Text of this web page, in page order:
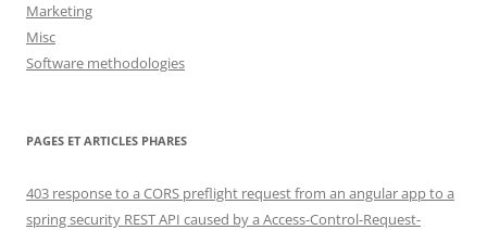
Marketing
Misc
Software methodologies
PAGES ET ARTICLES PHARES
403 response to a CORS preflight request from an angular app to a
spring security REST API caused by a Access-Control-Request-